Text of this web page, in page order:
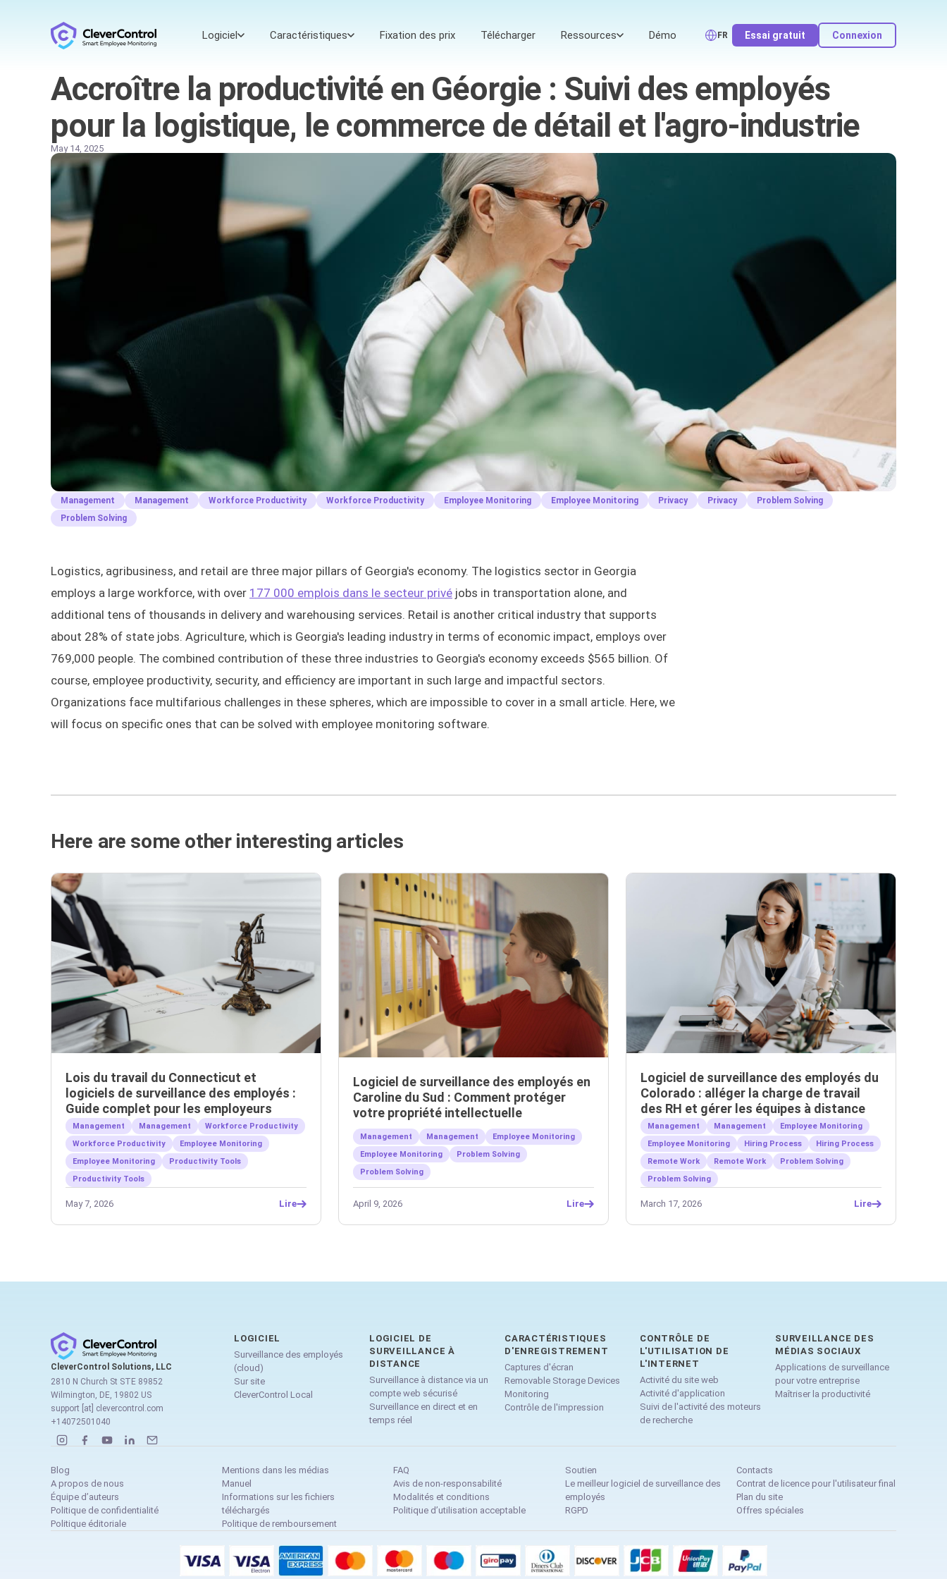
Logiciel Caractéristiques Fixation des prix Télécharger Ressources Démo FR Essai gratuit Connexion
Accroître la productivité en Géorgie : Suivi des employés
pour la logistique, le commerce de détail et l'agro-industrie
May 14, 2025
Management Management Workforce Productivity Workforce Productivity Employee Monitoring Employee Monitoring Privacy Privacy
Problem Solving
Problem Solving
Logistics, agribusiness, and retail are three major pillars of Georgia's economy. The logistics sector in Georgia
employs a large workforce, with over 177 000 emplois dans le secteur privé jobs in transportation alone, and
additional tens of thousands in delivery and warehousing services. Retail is another critical industry that supports
about 28% of state jobs. Agriculture, which is Georgia's leading industry in terms of economic impact, employs over
769,000 people. The combined contribution of these three industries to Georgia's economy exceeds $565 billion. Of
course, employee productivity, security, and efficiency are important in such large and impactful sectors.
Organizations face multifarious challenges in these spheres, which are impossible to cover in a small article. Here, we
will focus on specific ones that can be solved with employee monitoring software.
Here are some other interesting articles
Lois du travail du Connecticut et
logiciels de surveillance des employés :
Guide complet pour les employeurs
Management Management
Workforce Productivity
Workforce Productivity
Employee Monitoring
Employee Monitoring
Productivity Tools
Productivity Tools
May 7, 2026 Lire
Logiciel de surveillance des employés en
Caroline du Sud : Comment protéger
votre propriété intellectuelle
Management Management
Employee Monitoring
Employee Monitoring
Problem Solving
Problem Solving
April 9, 2026 Lire
Logiciel de surveillance des employés du
Colorado : alléger la charge de travail
des RH et gérer les équipes à distance
Management Management
Employee Monitoring
Employee Monitoring
Hiring Process
Hiring Process
Remote Work
Remote Work
Problem Solving
Problem Solving
March 17, 2026 Lire
CleverControl Solutions, LLC
2810 N Church St STE 89852
Wilmington, DE, 19802 US
support [at] clevercontrol.com
+14072501040
LOGICIEL
Surveillance des employés
(cloud)
Sur site
CleverControl Local
LOGICIEL DE
SURVEILLANCE À
DISTANCE
Surveillance à distance via un
compte web sécurisé
Surveillance en direct et en
temps réel
CARACTÉRISTIQUES
D'ENREGISTREMENT
Captures d'écran
Removable Storage Devices
Monitoring
Contrôle de l'impression
CONTRÔLE DE
L'UTILISATION DE
L'INTERNET
Activité du site web
Activité d'application
Suivi de l'activité des moteurs
de recherche
SURVEILLANCE DES
MÉDIAS SOCIAUX
Applications de surveillance
pour votre entreprise
Maîtriser la productivité
Blog
A propos de nous
Équipe d’auteurs
Politique de confidentialité
Politique éditoriale
Mentions dans les médias
Manuel
Informations sur les fichiers
téléchargés
Politique de remboursement
FAQ
Avis de non-responsabilité
Modalités et conditions
Politique d’utilisation acceptable
Soutien
Le meilleur logiciel de surveillance des
employés
RGPD
Contacts
Contrat de licence pour l'utilisateur final
Plan du site
Offres spéciales